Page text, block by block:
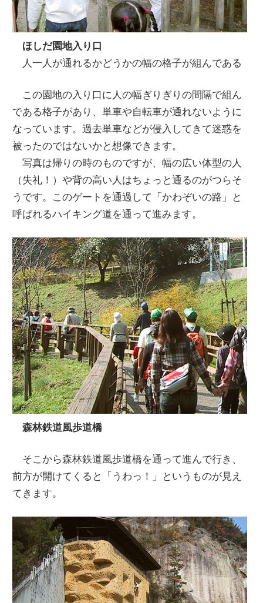
ほしだ園地入り口
人一人が通れるかどうかの幅の格子が組んである
この園地の入り口に人の幅ぎりぎりの間隔で組ん
である格子があり、単車や自転車が通れないように
なっています。過去単車などが侵入してきて迷惑を
被ったのではないかと想像できます。
写真は帰りの時のものですが、幅の広い体型の人
（失礼！）や背の高い人はちょっと通るのがつらそ
うです。このゲートを通過して「かわぞいの路」と
呼ばれるハイキング道を通って進みます。
森林鉄道風歩道橋
そこから森林鉄道風歩道橋を通って進んで行き、
前方が開けてくると「うわっ！」というものが見え
てきます。